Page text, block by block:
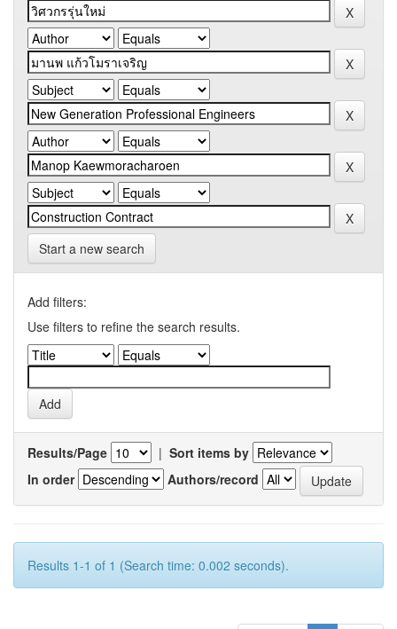
Start a new search
Add filters:
Use filters to refine the search results.
Results/Page | Sort items by
In order
Authors/record
Results 1-1 of 1 (Search time: 0.002 seconds).